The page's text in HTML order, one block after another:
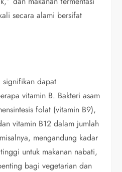
secara alami bersifat
signifikan dapat
vitamin B. Bakteri asam
folat (vitamin B9),
vitamin B12 dalam jumlah
mengandung kadar
untuk makanan nabati,
bagi vegetarian dan